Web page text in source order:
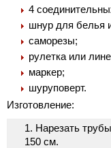
4
шнур для белья
саморезы;
рулетка или
маркер;
шуруповерт.
Изготовление:
Нарезать
150 см.